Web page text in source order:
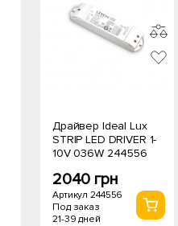
Драйвер Ideal Lux
STRIP LED DRIVER 1-
10V 036W 244556
2040 грн
Артикул 244556
Под заказ
21-39 дней